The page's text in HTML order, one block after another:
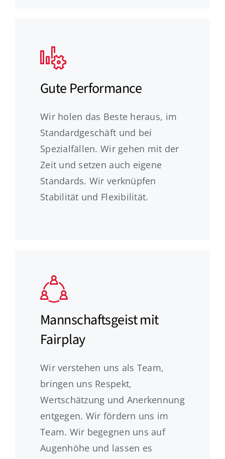
Gute Performance
Wir holen das Beste heraus, im
Standardgeschäft und bei
Spezialfällen. Wir gehen mit der
Zeit und setzen auch eigene
Standards. Wir verknüpfen
Stabilität und Flexibilität.
Mannschaftsgeist mit
Fairplay
Wir verstehen uns als Team,
bringen uns Respekt,
Wertschätzung und Anerkennung
entgegen. Wir fördern uns im
Team. Wir begegnen uns auf
Augenhöhe und lassen es